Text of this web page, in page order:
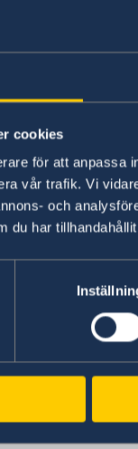
cookies
för att anpassa
vår trafik. Vi
och
du har
Ansökan
tilldelats
Följande
- Barnet
-
-